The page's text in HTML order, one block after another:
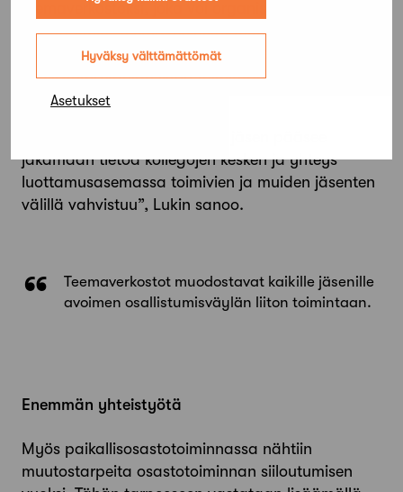
Hyväksy välttämättömät
Asetukset
teemaverkostoksi, joka voi organisoitua
vapaammin. Teemaverkostot muodostavat
kaikille jäsenille avoimen kolmannen
osallistumisväylän liiton toimintaan ala- ja
paikallisosastojen rinnalle.
jakamaan tietoa kollegojen kesken ja yhteys
luottamusasemassa toimivien ja muiden jäsenten
välillä vahvistuu”, Lukin sanoo.
Teemaverkostot muodostavat kaikille jäsenille
avoimen osallistumisväylän liiton toimintaan.
Enemmän yhteistyötä
Myös paikallisosastotoiminnassa nähtiin
muutostarpeita osastotoiminnan siiloutumisen